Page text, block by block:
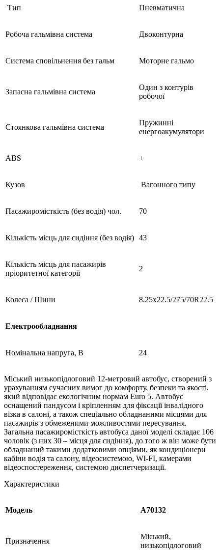
Тип Пневматична
Робоча гальмівна система Двоконтурна
Cистема сповільнення без гальм Моторне гальмо
Запасна гальмівна система
Один з контурів
робочої
Стоянкова гальмівна система
Пружинні
енергоакумулятори
ABS +
Кузов Вагонного типу
Пасажиромісткість (без водія) чол. 70
Кількість місць для сидіння (без водія) 43
Кількість місць для пасажирів
пріоритетної категорії
2
Колеса / Шини 8.25х22.5/275/70R22.5
Електрообладнання
Номінальна напруга, В 24
Міський низькопідлоговий 12-метровий автобус, створений з
урахуванням сучасних вимог до комфорту, безпеки та якості,
який відповідає екологічним нормам Euro 5. Автобус
оснащений пандусом і кріпленням для фіксації інвалідного
візка в салоні, а також спеціально обладнаними місцями для
пасажирів з обмеженими можливостями пересування.
Загальна пасажиромісткість автобуса даної моделі складає 106
чоловік (з них 30 – місця для сидіння), до того ж він може бути
обладнаний такими додатковими опціями, як кондиціонери
кабіни водія та салону, відеосистемою, WI-FI, камерами
відеоспостереження, системою диспетчеризації.
Характеристики
Модель А70132
Призначення
Міський,
низькопідлоговий